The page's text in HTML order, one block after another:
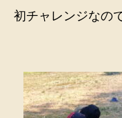
初チャレンジなの